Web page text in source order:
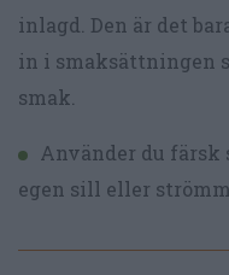
inlagd. Den är det
in i smaksättningen
smak.
Använder du färsk
egen sill eller